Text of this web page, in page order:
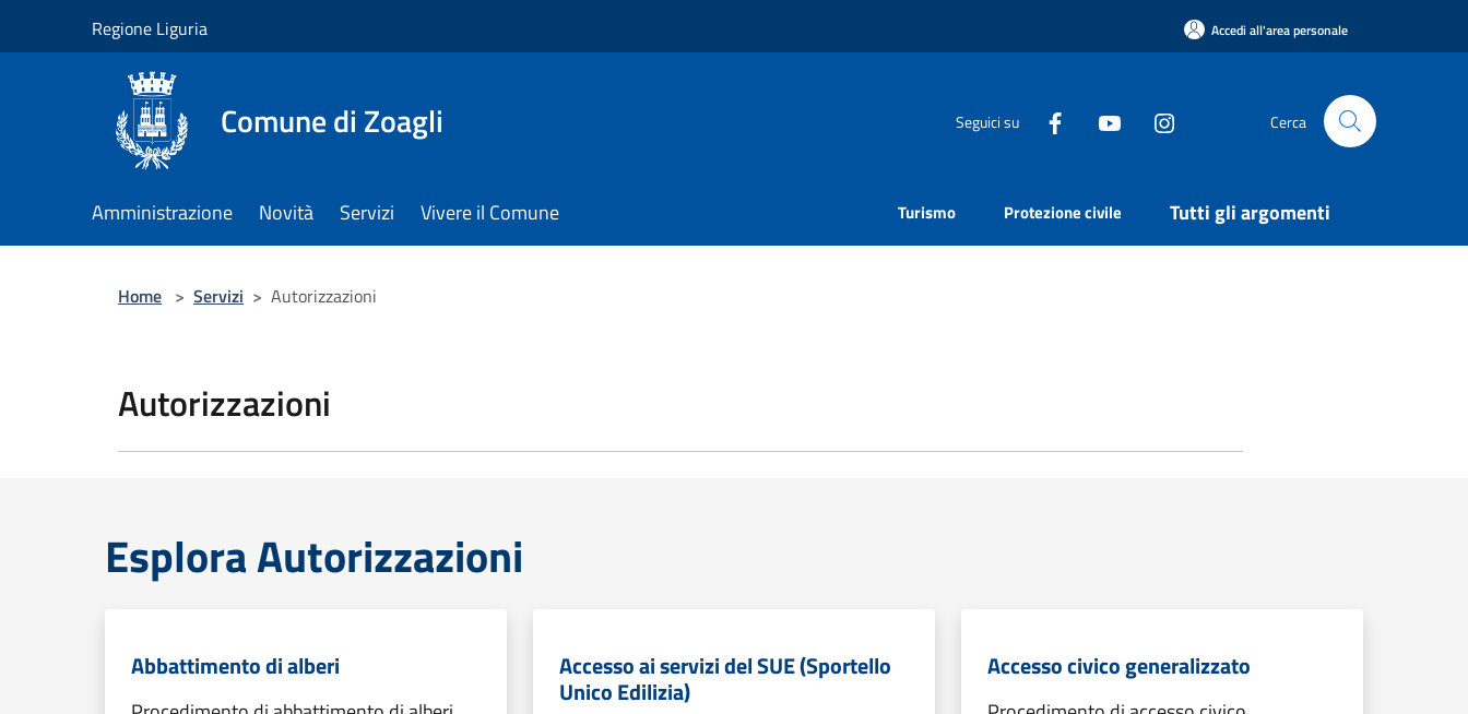
Regione Liguria Accedi all'area personale
Comune di Zoagli Seguici su Cerca
Amministrazione Novità Servizi Vivere il Comune Turismo Protezione civile Tutti gli argomenti
Home > Servizi > Autorizzazioni
Autorizzazioni
Esplora Autorizzazioni
Abbattimento di alberi Accesso ai servizi del SUE (Sportello
Unico Edilizia)
Accesso civico generalizzato